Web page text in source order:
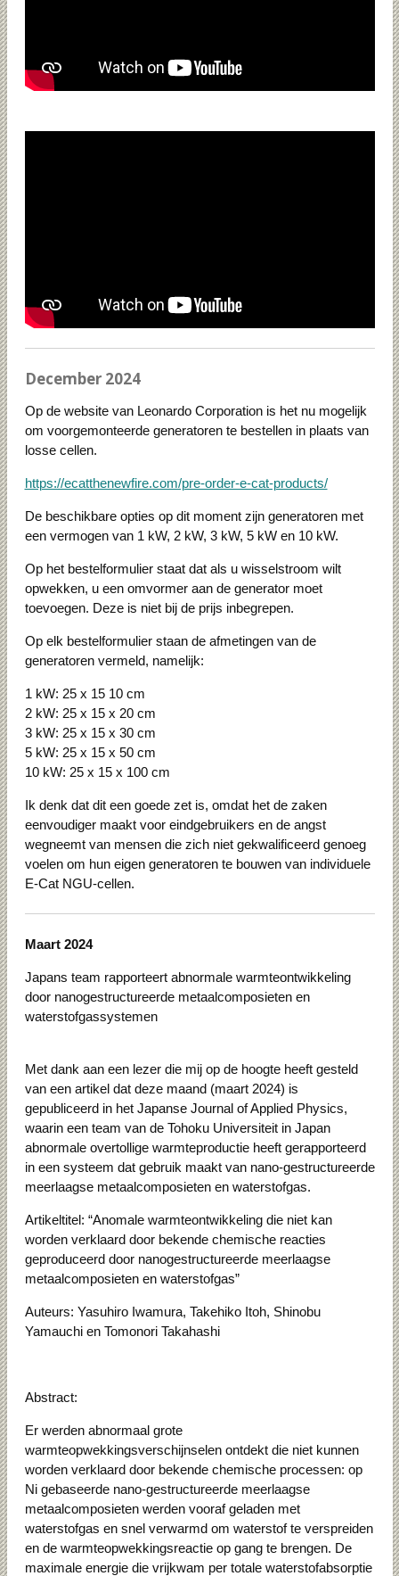
December 2024
Op de website van Leonardo Corporation is het nu mogelijk
om voorgemonteerde generatoren te bestellen in plaats van
losse cellen.
https://ecatthenewfire.com/pre-order-e-cat-products/
De beschikbare opties op dit moment zijn generatoren met
een vermogen van 1 kW, 2 kW, 3 kW, 5 kW en 10 kW.
Op het bestelformulier staat dat als u wisselstroom wilt
opwekken, u een omvormer aan de generator moet
toevoegen. Deze is niet bij de prijs inbegrepen.
Op elk bestelformulier staan ​​de afmetingen van de
generatoren vermeld, namelijk:
1 kW: 25 x 15 10 cm
2 kW: 25 x 15 x 20 cm
3 kW: 25 x 15 x 30 cm
5 kW: 25 x 15 x 50 cm
10 kW: 25 x 15 x 100 cm
Ik denk dat dit een goede zet is, omdat het de zaken
eenvoudiger maakt voor eindgebruikers en de angst
wegneemt van mensen die zich niet gekwalificeerd genoeg
voelen om hun eigen generatoren te bouwen van individuele
E-Cat NGU-cellen.
Maart 2024
Japans team rapporteert abnormale warmteontwikkeling
door nanogestructureerde metaalcomposieten en
waterstofgassystemen
Met dank aan een lezer die mij op de hoogte heeft gesteld
van een artikel dat deze maand (maart 2024) is
gepubliceerd in het Japanse Journal of Applied Physics,
waarin een team van de Tohoku Universiteit in Japan
abnormale overtollige warmteproductie heeft gerapporteerd
in een systeem dat gebruik maakt van nano-gestructureerde
meerlaagse metaalcomposieten en waterstofgas.
Artikeltitel: “Anomale warmteontwikkeling die niet kan
worden verklaard door bekende chemische reacties
geproduceerd door nanogestructureerde meerlaagse
metaalcomposieten en waterstofgas”
Auteurs: Yasuhiro Iwamura, Takehiko Itoh, Shinobu
Yamauchi en Tomonori Takahashi
Abstract:
Er werden abnormaal grote
warmteopwekkingsverschijnselen ontdekt die niet kunnen
worden verklaard door bekende chemische processen: op
Ni gebaseerde nano-gestructureerde meerlaagse
metaalcomposieten werden vooraf geladen met
waterstofgas en snel verwarmd om waterstof te verspreiden
en de warmteopwekkingsreactie op gang te brengen. De
maximale energie die vrijkwam per totale waterstofabsorptie